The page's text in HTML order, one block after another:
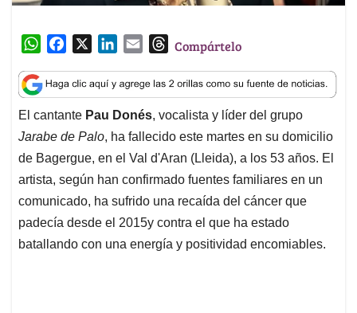
W
a
t
s
A
p
p
c
e
b
o
o
k
n
k
e
d
I
n
a
i
l
T
r
e
a
d
s
Compártelo
El cantante Pau Donés, vocalista y líder del grupo
Jarabe de Palo, ha fallecido este martes en su domicilio
de Bagergue, en el Val d'Aran (Lleida), a los 53 años. El
artista, según han confirmado fuentes familiares en un
comunicado, ha sufrido una recaída del cáncer que
padecía desde el 2015y contra el que ha estado
batallando con una energía y positividad encomiables.